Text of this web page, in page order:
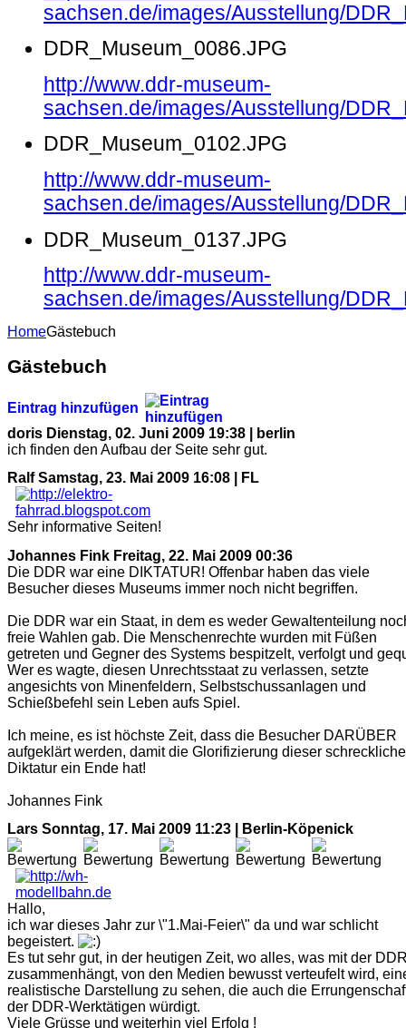
sachsen.de/images/Ausstellung/
DDR_Museum_0086.JPG
http://www.ddr-museum-
sachsen.de/images/Ausstellung/
DDR_Museum_0102.JPG
http://www.ddr-museum-
sachsen.de/images/Ausstellung/
DDR_Museum_0137.JPG
http://www.ddr-museum-
sachsen.de/images/Ausstellung/
HomeGästebuch
Gästebuch
Eintrag hinzufügen
doris Dienstag, 02. Juni 2009 19:38 | berlin
ich finden den Aufbau der Seite sehr gut.
Ralf Samstag, 23. Mai 2009 16:08 | FL
Sehr informative Seiten!
Johannes Fink Freitag, 22. Mai 2009 00:36
Die DDR war eine DIKTATUR! Offenbar haben das viele
Besucher dieses Museums immer noch nicht begriffen.
Die DDR war ein Staat, in dem es weder Gewaltenteilung
freie Wahlen gab. Die Menschenrechte wurden mit Füßen
getreten und Gegner des Systems bespitzelt, verfolgt und
Wer es wagte, diesen Unrechtsstaat zu verlassen, setzte
angesichts von Minenfeldern, Selbstschussanlagen und
Schießbefehl sein Leben aufs Spiel.
Ich meine, es ist höchste Zeit, dass die Besucher DARÜBER
aufgeklärt werden, damit die Glorifizierung dieser
Diktatur ein Ende hat!
Johannes Fink
Lars Sonntag, 17. Mai 2009 11:23 | Berlin-Köpenick
Hallo,
ich war dieses Jahr zur \"1.Mai-Feier\" da und war schlicht
begeistert.
Es tut sehr gut, in der heutigen Zeit, wo alles, was mit der
zusammenhängt, von den Medien bewusst verteufelt wird,
realistische Darstellung zu sehen, die auch die
der DDR-Werktätigen würdigt.
Viele Grüsse und weiterhin viel Erfolg !